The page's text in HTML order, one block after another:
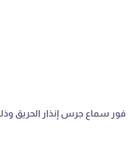
فور سماع جرس إنذار الحريق